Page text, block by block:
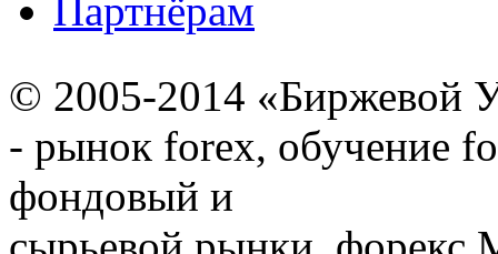
Партнёрам
© 2005-2014 «Биржевой
- рынок forex, обучение
фондовый и